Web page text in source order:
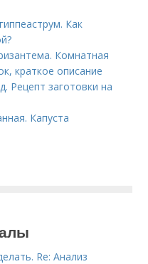
Как
Комнатная
краткое описание
Рецепт заготовки на
Капуста
Re: Анализ